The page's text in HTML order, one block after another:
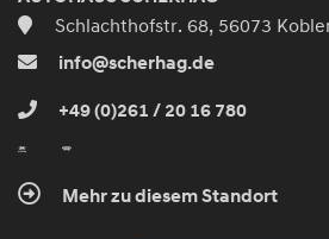
Schlachthofstr. 68, 56073
info@scherhag.de
+49 (0)261 / 20 16 780
Mehr zu diesem Standort